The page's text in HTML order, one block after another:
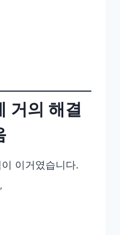
거의 해결
이거였습니다.